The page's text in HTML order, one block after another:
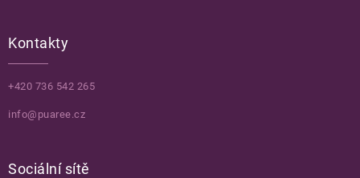
Kontakty
+420 736 542 265
info@puaree.cz
Sociální sítě